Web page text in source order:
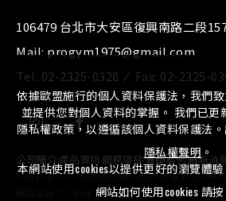
106479 台北市大安區復興南路二段
Mail: progym1975@gmail.com
Tel: 02-2325-0328 Fax: 02-2325-
公司簡介產品資訊 服務項目⁄實績案例⁄最新消
Copyright © 惠友運動器材股份有限公司. All
依據歐盟施行的個人資料保護法，我們
並提供您對個人資料的掌握。 我們已更
隱私權政策，以遵循該個人資料保護法
隱私權聲明 。
本網站使用cookies以提供更好的瀏覽體
網站如何使用cookies 請按